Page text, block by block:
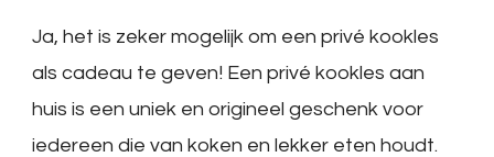
Ja, het is zeker mogelijk om een privé kookles
als cadeau te geven! Een privé kookles aan
huis is een uniek en origineel geschenk voor
iedereen die van koken en lekker eten houdt.